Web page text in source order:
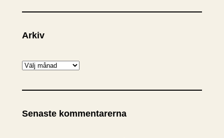
Arkiv
A
k
v
Senaste kommentarerna